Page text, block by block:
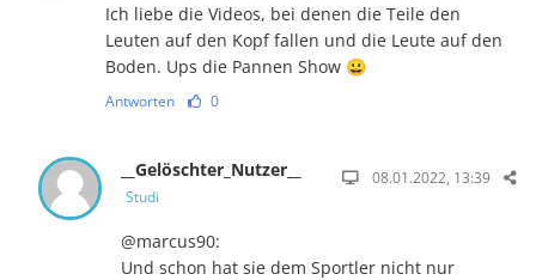
Ich liebe die Videos, bei denen die Teile den
Leuten auf den Kopf fallen und die Leute auf den
Boden. Ups die Pannen Show 😀
Antworten 0
__Gelöschter_Nutzer__
Studi
08.01.2022, 13:39
@marcus90:
Und schon hat sie dem Sportler nicht nur